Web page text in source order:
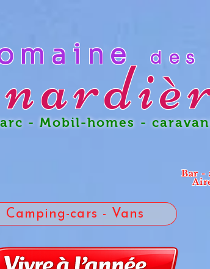
des
- Mobil-homes -
Bar -
Camping-cars - Vans